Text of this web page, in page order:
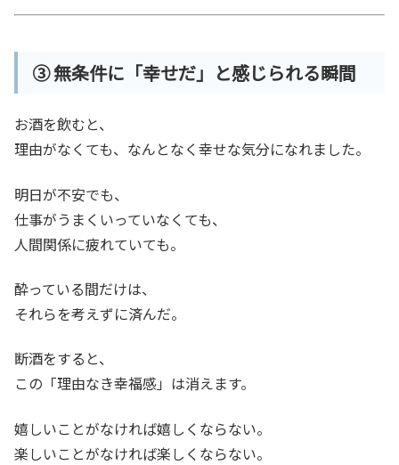
③ 無条件に「幸せだ」と感じられる瞬間
お酒を飲むと、
理由がなくても、なんとなく幸せな気分になれました。
明日が不安でも、
仕事がうまくいっていなくても、
人間関係に疲れていても。
酔っている間だけは、
それらを考えずに済んだ。
断酒をすると、
この「理由なき幸福感」は消えます。
嬉しいことがなければ嬉しくならない。
楽しいことがなければ楽しくならない。